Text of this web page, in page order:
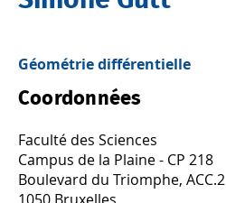
Géométrie différentielle
Coordonnées
Faculté des Sciences
Campus de la Plaine - CP 218
Boulevard du Triomphe, ACC.2